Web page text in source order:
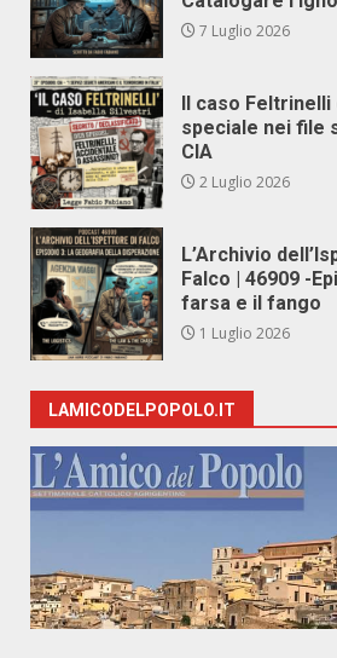
7 Luglio 2026
Il caso Feltrinelli
speciale nei file
CIA
2 Luglio 2026
L’Archivio
Falco | 46909 -
farsa e il fango
1 Luglio 2026
LAMICODELPOPOLO.IT